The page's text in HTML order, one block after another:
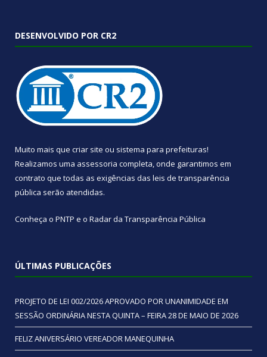
DESENVOLVIDO POR CR2
Muito mais que criar site ou sistema para prefeituras!
Realizamos uma assessoria completa, onde garantimos em
contrato que todas as exigências das leis de transparência
pública serão atendidas.
Conheça o PNTP e o Radar da Transparência Pública
ÚLTIMAS PUBLICAÇÕES
PROJETO DE LEI 002/2026 APROVADO POR UNANIMIDADE EM
SESSÃO ORDINÁRIA NESTA QUINTA – FEIRA 28 DE MAIO DE 2026
FELIZ ANIVERSÁRIO VEREADOR MANEQUINHA